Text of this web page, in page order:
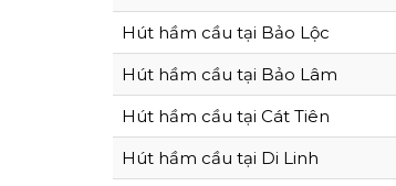
Hút hầm cầu tại Bảo Lộc
Hút hầm cầu tại Bảo Lâm
Hút hầm cầu tại Cát Tiên
Hút hầm cầu tại Di Linh